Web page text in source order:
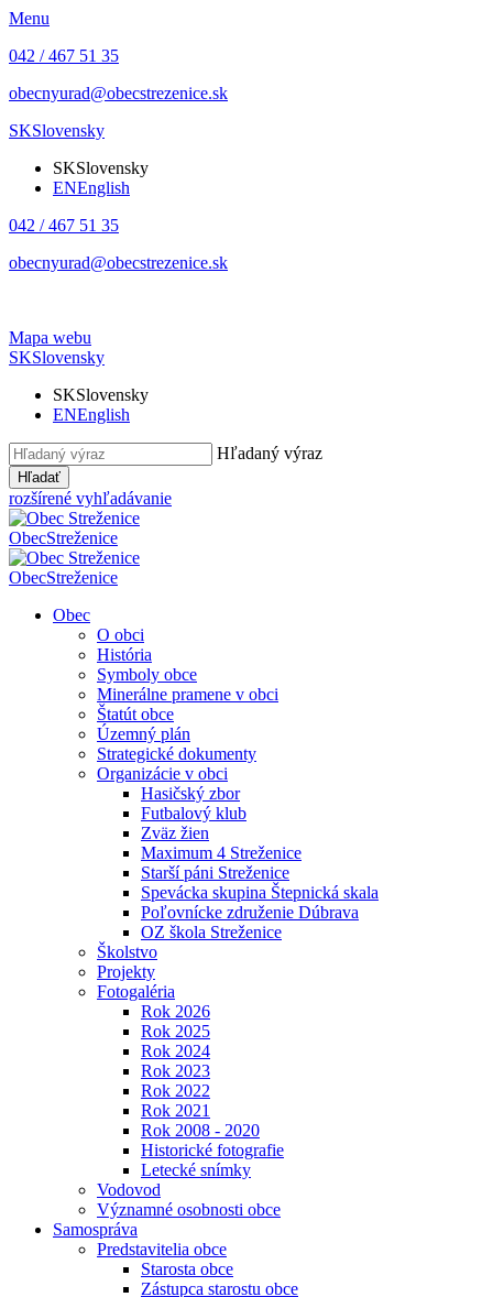
Menu
042 / 467 51 35
obecnyurad@obecstrezenice.sk
SKSlovensky
SKSlovensky
ENEnglish
042 / 467 51 35
obecnyurad@obecstrezenice.sk
Mapa webu
SKSlovensky
SKSlovensky
ENEnglish
Hľadaný výraz
Hľadať
rozšírené vyhľadávanie
ObecStreženice
ObecStreženice
Obec
O obci
História
Symboly obce
Minerálne pramene v obci
Štatút obce
Územný plán
Strategické dokumenty
Organizácie v obci
Hasičský zbor
Futbalový klub
Zväz žien
Maximum 4 Streženice
Starší páni Streženice
Spevácka skupina Štepnická skala
Poľovnícke združenie Dúbrava
OZ škola Streženice
Školstvo
Projekty
Fotogaléria
Rok 2026
Rok 2025
Rok 2024
Rok 2023
Rok 2022
Rok 2021
Rok 2008 - 2020
Historické fotografie
Letecké snímky
Vodovod
Významné osobnosti obce
Samospráva
Predstavitelia obce
Starosta obce
Zástupca starostu obce